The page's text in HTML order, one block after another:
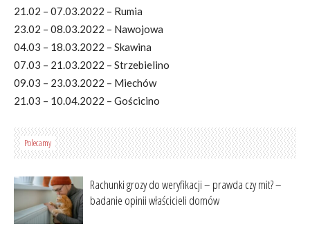
21.02 – 07.03.2022 – Rumia
23.02 – 08.03.2022 – Nawojowa
04.03 – 18.03.2022 – Skawina
07.03 – 21.03.2022 – Strzebielino
09.03 – 23.03.2022 – Miechów
21.03 – 10.04.2022 – Gościcino
Polecamy
Rachunki grozy do weryfikacji – prawda czy mit? –
badanie opinii właścicieli domów